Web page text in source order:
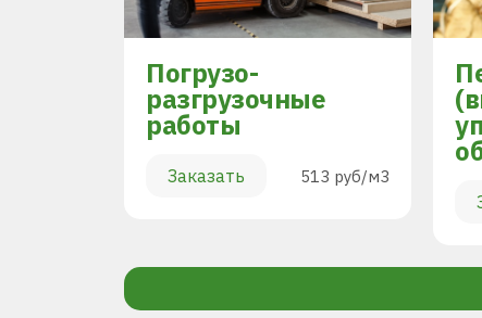
Погрузо-
разгрузочные
работы
Заказать 513 руб/м3